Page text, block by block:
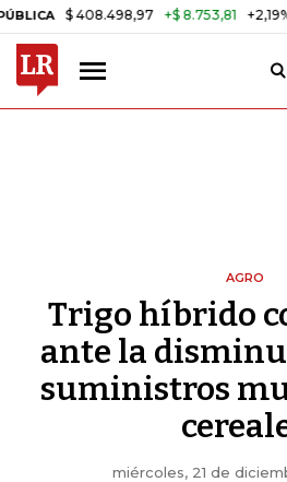
$ 408.498,97 +$ 8.753,81 +2,19%
AGRO
Trigo híbrido
ante la
suministros
miércoles, 21 de